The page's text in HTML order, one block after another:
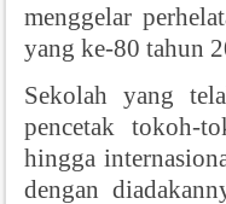
menggelar
yang ke-80 tahun
Sekolah yang
pencetak tokoh-
hingga
dengan